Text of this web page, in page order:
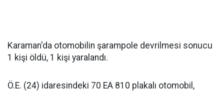
Karaman'da otomobilin şarampole devrilmesi sonucu
1 kişi öldü, 1 kişi yaralandı.
Ö.E. (24) idaresindeki 70 EA 810 plakalı otomobil,